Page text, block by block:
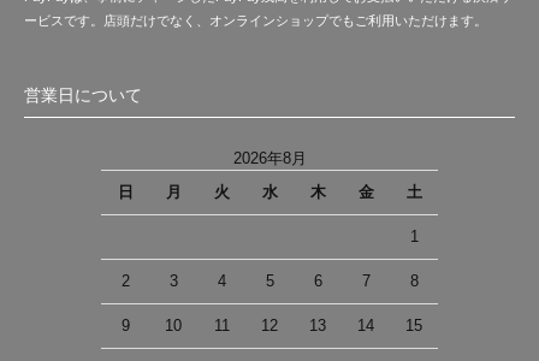
ービスです。店頭だけでなく、オンラインショップでもご利用いただけます。
営業日について
2026年8月
日
月 火 水 木 金 土
1
2 3 4 5 6 7 8
9 10 11 12 13 14 15